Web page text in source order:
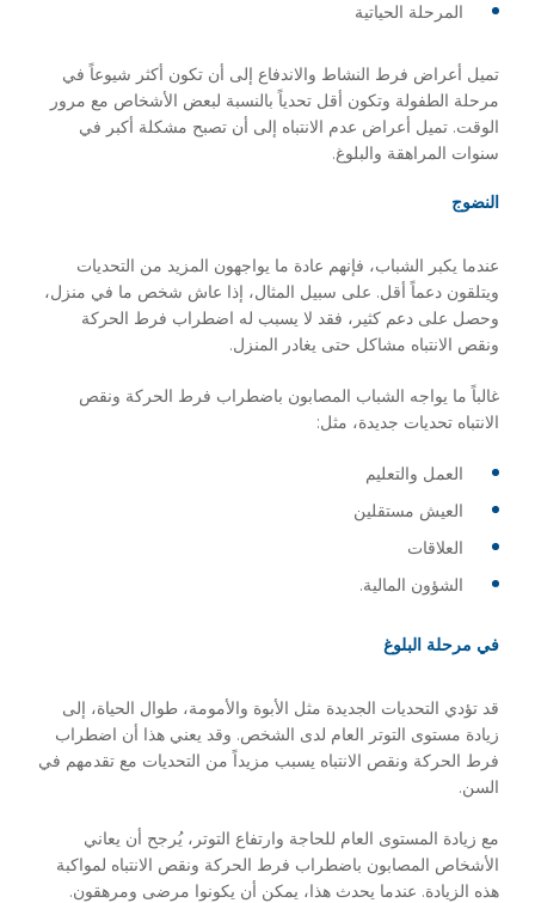
المرحلة الحياتية
تميل أعراض فرط النشاط والاندفاع إلى أن تكون أكثر شيوعاً في
مرحلة الطفولة وتكون أقل تحدياً بالنسبة لبعض الأشخاص مع مرور
الوقت. تميل أعراض عدم الانتباه إلى أن تصبح مشكلة أكبر في
سنوات المراهقة والبلوغ.
النضوج
عندما يكبر الشباب، فإنهم عادة ما يواجهون المزيد من التحديات
ويتلقون دعماً أقل. على سبيل المثال، إذا عاش شخص ما في منزل،
وحصل على دعم كثير، فقد لا يسبب له اضطراب فرط الحركة
ونقص الانتباه مشاكل حتى يغادر المنزل.
غالباً ما يواجه الشباب المصابون باضطراب فرط الحركة ونقص
الانتباه تحديات جديدة، مثل:
العمل والتعليم
العيش مستقلين
العلاقات
الشؤون المالية.
في مرحلة البلوغ
قد تؤدي التحديات الجديدة مثل الأبوة والأمومة، طوال الحياة، إلى
زيادة مستوى التوتر العام لدى الشخص. وقد يعني هذا أن اضطراب
فرط الحركة ونقص الانتباه يسبب مزيداً من التحديات مع تقدمهم في
السن.
مع زيادة المستوى العام للحاجة وارتفاع التوتر، يُرجح أن يعاني
الأشخاص المصابون باضطراب فرط الحركة ونقص الانتباه لمواكبة
هذه الزيادة. عندما يحدث هذا، يمكن أن يكونوا مرضى ومرهقون.